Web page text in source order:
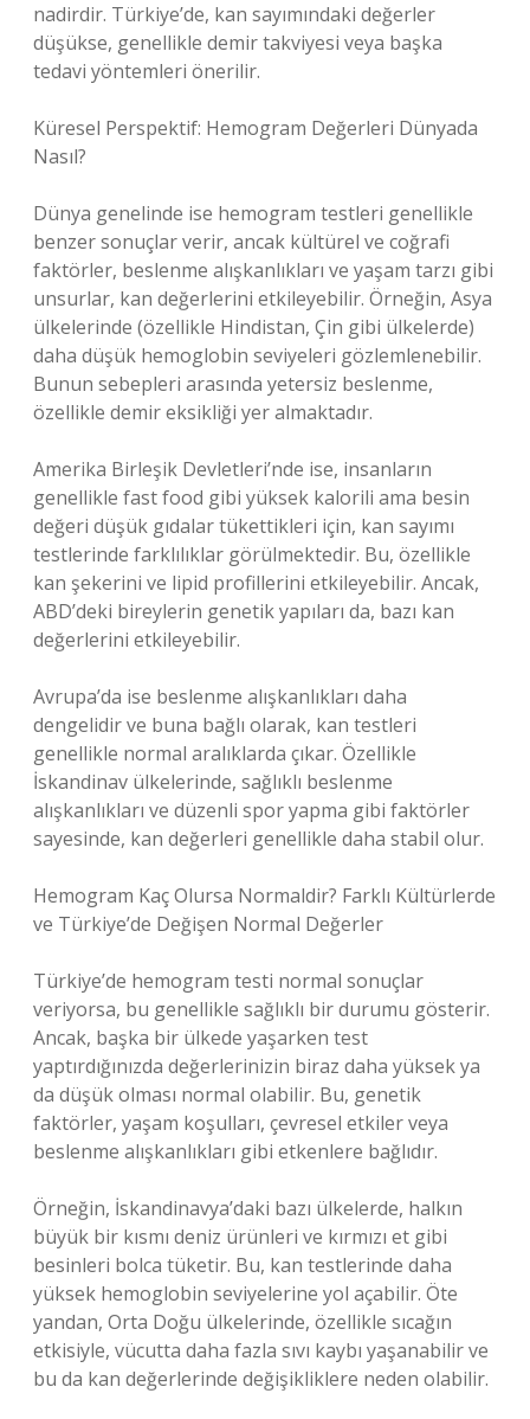
nadirdir. Türkiye’de, kan sayımındaki değerler
düşükse, genellikle demir takviyesi veya başka
tedavi yöntemleri önerilir.
Küresel Perspektif: Hemogram Değerleri Dünyada
Nasıl?
Dünya genelinde ise hemogram testleri genellikle
benzer sonuçlar verir, ancak kültürel ve coğrafi
faktörler, beslenme alışkanlıkları ve yaşam tarzı gibi
unsurlar, kan değerlerini etkileyebilir. Örneğin, Asya
ülkelerinde (özellikle Hindistan, Çin gibi ülkelerde)
daha düşük hemoglobin seviyeleri gözlemlenebilir.
Bunun sebepleri arasında yetersiz beslenme,
özellikle demir eksikliği yer almaktadır.
Amerika Birleşik Devletleri’nde ise, insanların
genellikle fast food gibi yüksek kalorili ama besin
değeri düşük gıdalar tükettikleri için, kan sayımı
testlerinde farklılıklar görülmektedir. Bu, özellikle
kan şekerini ve lipid profillerini etkileyebilir. Ancak,
ABD’deki bireylerin genetik yapıları da, bazı kan
değerlerini etkileyebilir.
Avrupa’da ise beslenme alışkanlıkları daha
dengelidir ve buna bağlı olarak, kan testleri
genellikle normal aralıklarda çıkar. Özellikle
İskandinav ülkelerinde, sağlıklı beslenme
alışkanlıkları ve düzenli spor yapma gibi faktörler
sayesinde, kan değerleri genellikle daha stabil olur.
Hemogram Kaç Olursa Normaldir? Farklı Kültürlerde
ve Türkiye’de Değişen Normal Değerler
Türkiye’de hemogram testi normal sonuçlar
veriyorsa, bu genellikle sağlıklı bir durumu gösterir.
Ancak, başka bir ülkede yaşarken test
yaptırdığınızda değerlerinizin biraz daha yüksek ya
da düşük olması normal olabilir. Bu, genetik
faktörler, yaşam koşulları, çevresel etkiler veya
beslenme alışkanlıkları gibi etkenlere bağlıdır.
Örneğin, İskandinavya’daki bazı ülkelerde, halkın
büyük bir kısmı deniz ürünleri ve kırmızı et gibi
besinleri bolca tüketir. Bu, kan testlerinde daha
yüksek hemoglobin seviyelerine yol açabilir. Öte
yandan, Orta Doğu ülkelerinde, özellikle sıcağın
etkisiyle, vücutta daha fazla sıvı kaybı yaşanabilir ve
bu da kan değerlerinde değişikliklere neden olabilir.